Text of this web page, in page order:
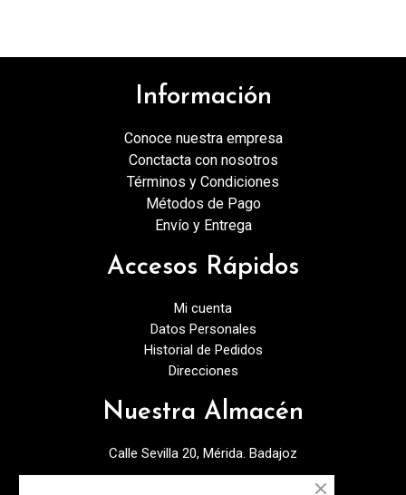
Información
Conoce nuestra empresa
Conctacta con nosotros
Términos y Condiciones
Métodos de Pago
Envío y Entrega
Accesos Rápidos
Mi cuenta
Datos Personales
Historial de Pedidos
Direcciones
Nuestra Almacén
Calle Sevilla 20, Mérida. Badajoz